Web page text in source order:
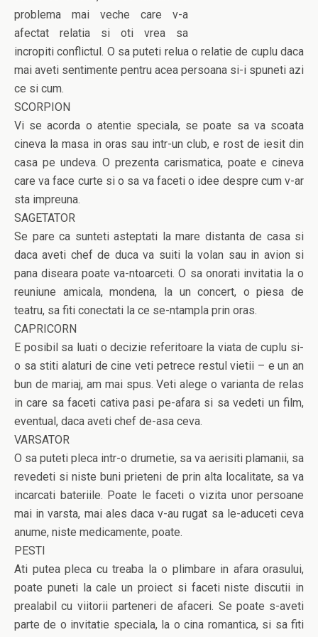
problema mai veche care v-a
afectat relatia si oti vrea sa
incropiti conflictul. O sa puteti relua o relatie de cuplu daca
mai aveti sentimente pentru acea persoana si-i spuneti azi
ce si cum.
SCORPION
Vi se acorda o atentie speciala, se poate sa va scoata
cineva la masa in oras sau intr-un club, e rost de iesit din
casa pe undeva. O prezenta carismatica, poate e cineva
care va face curte si o sa va faceti o idee despre cum v-ar
sta impreuna.
SAGETATOR
Se pare ca sunteti asteptati la mare distanta de casa si
daca aveti chef de duca va suiti la volan sau in avion si
pana diseara poate va-ntoarceti. O sa onorati invitatia la o
reuniune amicala, mondena, la un concert, o piesa de
teatru, sa fiti conectati la ce se-ntampla prin oras.
CAPRICORN
E posibil sa luati o decizie referitoare la viata de cuplu si-
o sa stiti alaturi de cine veti petrece restul vietii – e un an
bun de mariaj, am mai spus. Veti alege o varianta de relas
in care sa faceti cativa pasi pe-afara si sa vedeti un film,
eventual, daca aveti chef de-asa ceva.
VARSATOR
O sa puteti pleca intr-o drumetie, sa va aerisiti plamanii, sa
revedeti si niste buni prieteni de prin alta localitate, sa va
incarcati bateriile. Poate le faceti o vizita unor persoane
mai in varsta, mai ales daca v-au rugat sa le-aduceti ceva
anume, niste medicamente, poate.
PESTI
Ati putea pleca cu treaba la o plimbare in afara orasului,
poate puneti la cale un proiect si faceti niste discutii in
prealabil cu viitorii parteneri de afaceri. Se poate s-aveti
parte de o invitatie speciala, la o cina romantica, si sa fiti